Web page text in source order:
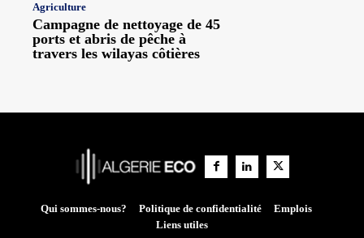
Agriculture
Campagne de nettoyage de 45
ports et abris de pêche à
travers les wilayas côtières
Qui sommes-nous? Politique de confidentialité
Emplois
Liens utiles